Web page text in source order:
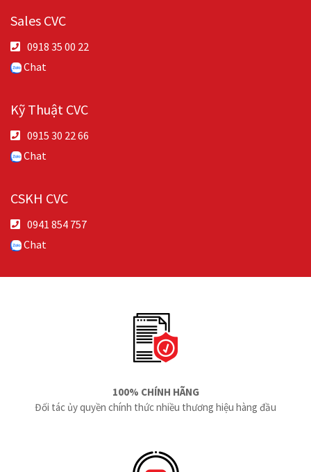
Sales CVC
0918 35 00 22
Chat
Kỹ Thuật CVC
0915 30 22 66
Chat
CSKH CVC
0941 854 757
Chat
100% CHÍNH HÃNG
Đối tác ủy quyền chính thức nhiều thương hiệu hàng đầu